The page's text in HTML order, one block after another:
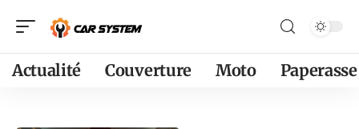
Actualité Couverture Moto